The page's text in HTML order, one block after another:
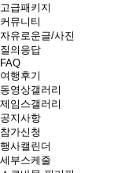
고급패키지
커뮤니티
자유로운글/사진
질의응답
FAQ
여행후기
동영상갤러리
제임스갤러리
공지사항
참가신청
행사캘린더
세부스케줄